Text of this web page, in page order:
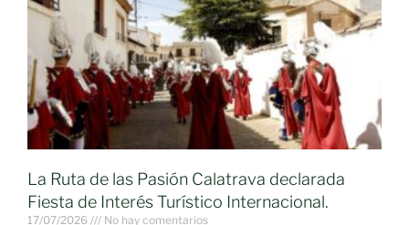
La Ruta de las Pasión Calatrava declarada
Fiesta de Interés Turístico Internacional.
17/07/2026 No hay comentarios